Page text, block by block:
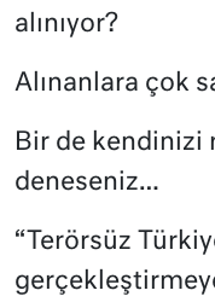
alınıyor?
Alınanlara çok
Bir de kendinizi
deneseniz…
“Terörsüz